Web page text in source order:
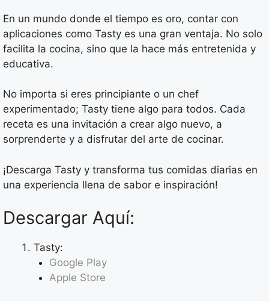
En un mundo donde el tiempo es oro, contar con
aplicaciones como Tasty es una gran ventaja. No solo
facilita la cocina, sino que la hace más entretenida y
educativa.
No importa si eres principiante o un chef
experimentado; Tasty tiene algo para todos. Cada
receta es una invitación a crear algo nuevo, a
sorprenderte y a disfrutar del arte de cocinar.
¡Descarga Tasty y transforma tus comidas diarias en
una experiencia llena de sabor e inspiración!
Descargar Aquí:
Tasty:
Google Play
Apple Store